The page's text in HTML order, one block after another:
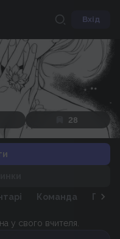
Вхід
28
Команда
у свого вчителя.